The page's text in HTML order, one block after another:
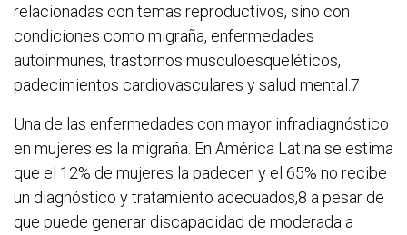
relacionadas con temas reproductivos, sino con
condiciones como migraña, enfermedades
autoinmunes, trastornos musculoesqueléticos,
padecimientos cardiovasculares y salud mental.7
Una de las enfermedades con mayor infradiagnóstico
en mujeres es la migraña. En América Latina se estima
que el 12% de mujeres la padecen y el 65% no recibe
un diagnóstico y tratamiento adecuados,8 a pesar de
que puede generar discapacidad de moderada a